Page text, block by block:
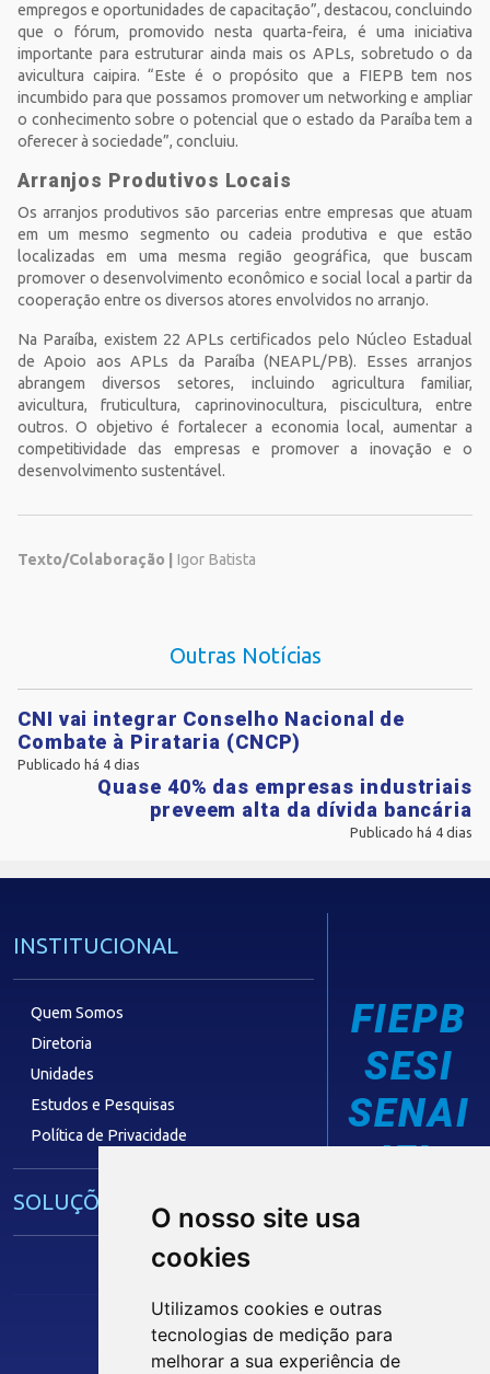
O nosso site usa
cookies
Utilizamos cookies e outras
tecnologias de medição para
melhorar a sua experiência de
empregos e oportunidades de capacitação”, destacou, concluindo
que o fórum, promovido nesta quarta-feira, é uma iniciativa
importante para estruturar ainda mais os APLs, sobretudo o da
avicultura caipira. “Este é o propósito que a FIEPB tem nos
incumbido para que possamos promover um networking e ampliar
o conhecimento sobre o potencial que o estado da Paraíba tem a
oferecer à sociedade”, concluiu.
Arranjos Produtivos Locais
Os arranjos produtivos são parcerias entre empresas que atuam
em um mesmo segmento ou cadeia produtiva e que estão
localizadas em uma mesma região geográfica, que buscam
promover o desenvolvimento econômico e social local a partir da
cooperação entre os diversos atores envolvidos no arranjo.
Na Paraíba, existem 22 APLs certificados pelo Núcleo Estadual
de Apoio aos APLs da Paraíba (NEAPL/PB). Esses arranjos
abrangem diversos setores, incluindo agricultura familiar,
avicultura, fruticultura, caprinovinocultura, piscicultura, entre
outros. O objetivo é fortalecer a economia local, aumentar a
competitividade das empresas e promover a inovação e o
desenvolvimento sustentável.
Texto/Colaboração | Igor Batista
Outras Notícias
CNI vai integrar Conselho Nacional de
Combate à Pirataria (CNCP)
Publicado há 4 dias
Quase 40% das empresas industriais
preveem alta da dívida bancária
Publicado há 4 dias
INSTITUCIONAL
Quem Somos
Diretoria
Unidades
Estudos e Pesquisas
Política de Privacidade
SOLUÇÕES E SERVIÇOS
Núcleo de Acesso ao Crédito
Centro Internacional de Negócios -
FIEPB
SESI
SENAI
IEL
Siga nossas Redes Sociais